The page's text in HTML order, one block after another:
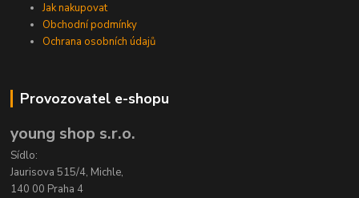
Jak nakupovat
Obchodní podmínky
Ochrana osobních údajů
Provozovatel e-shopu
young shop s.r.o.
Sídlo:
Jaurisova 515/4, Michle,
140 00 Praha 4